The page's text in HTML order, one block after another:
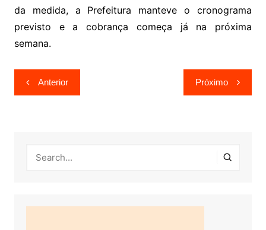
da medida, a Prefeitura manteve o cronograma
previsto e a cobrança começa já na próxima
semana.
Navegação
de
Anterior Próximo